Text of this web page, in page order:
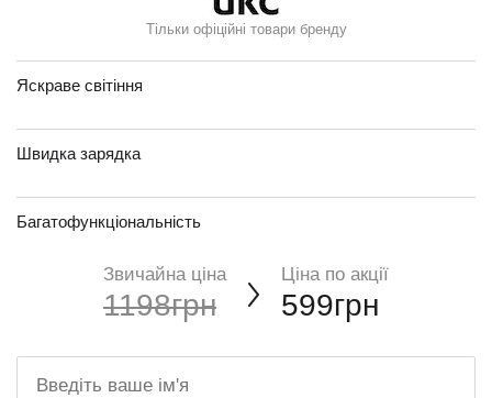
Тільки офіційні товари бренду
Яскраве світіння
Швидка зарядка
Багатофункціональність
Звичайна ціна
1198грн
Ціна по акції
599грн